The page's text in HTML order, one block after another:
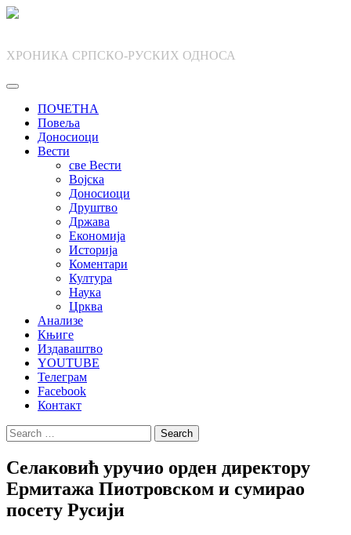
Skip
ХРОНИКА СРПСКО-РУСКИХ ОДНОСА
ПОЧЕТНА
Повеља
Доносиоци
Вести
све Вести
Војска
Доносиоци
Друштво
Држава
Економија
Историја
Коментари
Култура
Наука
Црква
Анализе
Књиге
Издаваштво
YOUTUBE
Телеграм
Facebook
Контакт
Search
for:
Селаковић уручио орден директору
Ермитажа Пиотровском и сумирао
посету Русији